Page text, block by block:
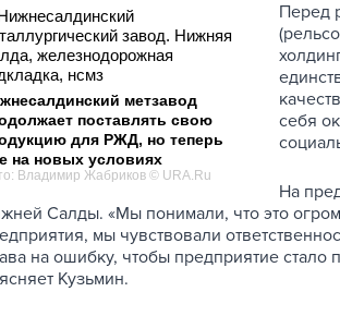
метзавод
поставлять свою
для РЖД, но теперь
на новых условиях
Владимир Жабриков © URA.Ru
Перед
себя
На
Салды. «Мы понимали, что это
мы чувствовали
на ошибку, чтобы предприятие
Кузьмин.